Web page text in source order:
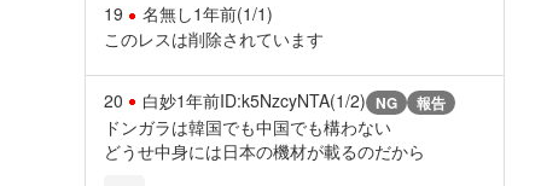
19 名無し1年前(1/1)
このレスは削除されています
20 白妙1年前ID:k5NzcyNTA(1/2) NG 報告
ドンガラは韓国でも中国でも構わない
どうせ中身には日本の機材が載るのだから